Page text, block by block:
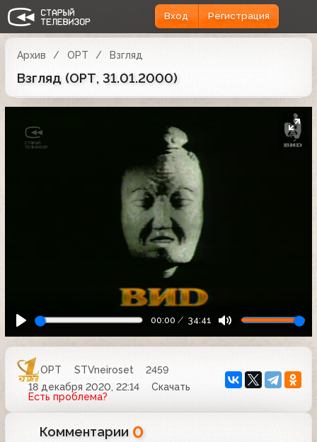
Вход Регистрация
Архив ОРТ Взгляд
Взгляд (ОРТ, 31.01.2000)
00:00 34:41
ОРТ STVneiroset
2459
18 декабря 2020, 22:14
Скачать
Есть проблема?
Комментарии 0